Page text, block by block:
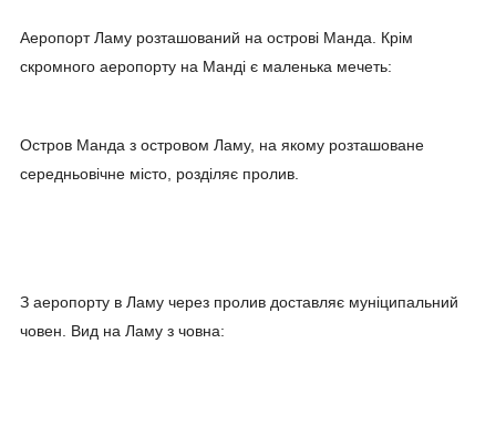
Аеропорт Ламу розташований на острові Манда. Крім
скромного аеропорту на Манді є маленька мечеть:
Остров Манда з островом Ламу, на якому розташоване
середньовічне місто, розділяє пролив.
З аеропорту в Ламу через пролив доставляє муніципальний
човен. Вид на Ламу з човна: